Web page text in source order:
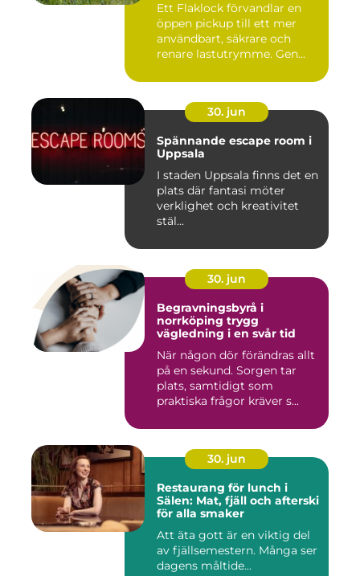
Ett Flaklock förvandlar en
öppen pickup till ett mer
användbart, säkrare och
renare lastutrymme. Gen...
30. jun
Spännande escape room i
Uppsala
I staden Uppsala finns det en
plats där fantasi möter
verklighet och kreativitet
stäl...
30. jun
Begravningsbyrå i
norrköping trygg
vägledning i en svår tid
När någon dör förändras allt
på en sekund. Sorgen tar
plats, samtidigt som
praktiska frågor kräver s...
30. jun
Restaurang för lunch i
Sälen: Mat, fjäll och afterski
för alla smaker
Att äta gott är en viktig del
av fjällsemestern. Många ser
dagens måltide...